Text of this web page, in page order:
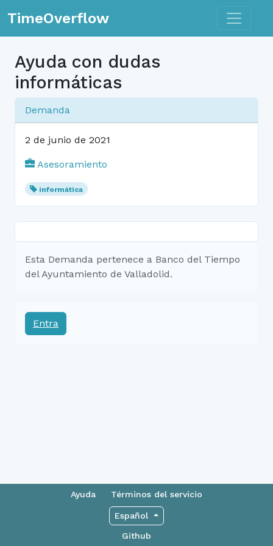
TimeOverflow Toggle
Ayuda con dudas
informáticas
Demanda
2 de junio de 2021
Asesoramiento
informática
Esta Demanda pertenece a Banco del Tiempo
del Ayuntamiento de Valladolid.
Entra
Ayuda Términos del servicio
Español
Github